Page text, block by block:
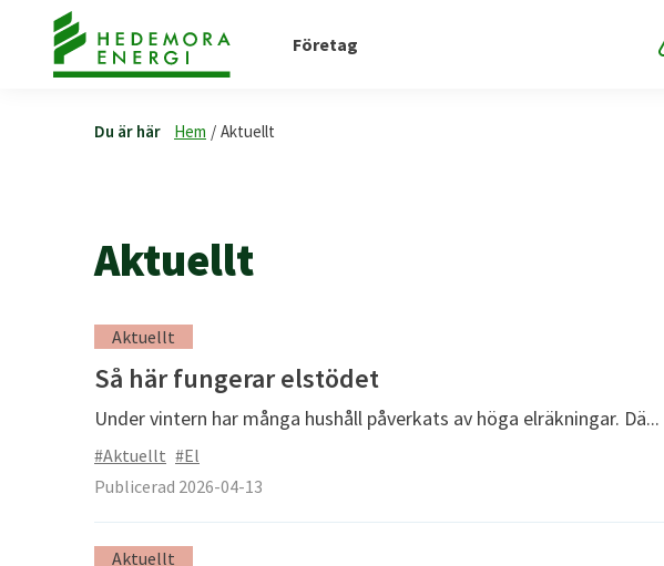
Företag
Du är här Hem / Aktuellt
Aktuellt
Aktuellt
Så här fungerar elstödet
Under vintern har många hushåll påverkats av höga elräkningar. Dä...
#Aktuellt #El
Publicerad 2026-04-13
Aktuellt